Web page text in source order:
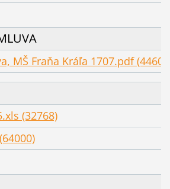
MŠ Fraňa Kráľa 1707.pdf
(32768)